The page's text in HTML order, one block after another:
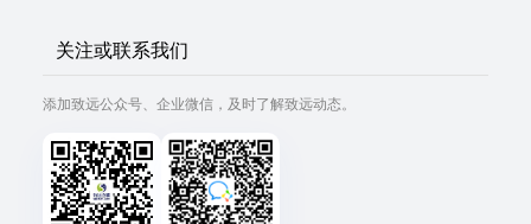
关注或联系我们
添加致远公众号、企业微信，及时了解致远动态。